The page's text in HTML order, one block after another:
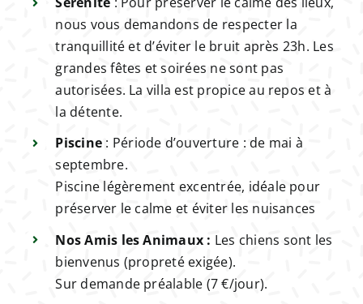
nous vous demandons de respecter la
tranquillité et d’éviter le bruit après 23h. Les
grandes fêtes et soirées ne sont pas
autorisées. La villa est propice au repos et à
la détente.
Piscine : Période d’ouverture : de mai à
septembre.
Piscine légèrement excentrée, idéale pour
préserver le calme et éviter les nuisances
Nos Amis les Animaux : Les chiens sont les
bienvenus (propreté exigée).
Sur demande préalable (7 €/jour).